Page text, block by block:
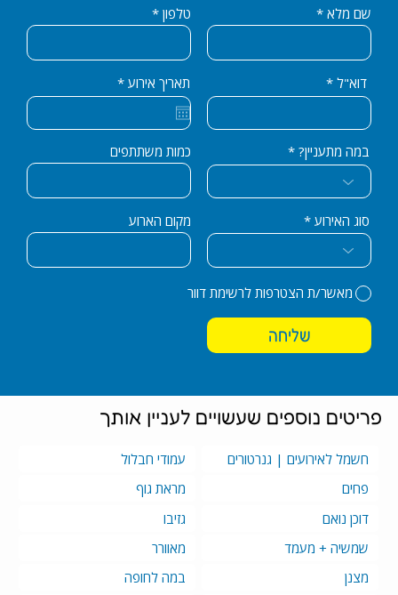
שם מלא
דוא"ל
טלפון
שליחה
תאריך אירוע *
r
e
i
r
e
סוג האירוע
מאשר/ת הצטרפות לרשימת דוור
במה מתעניין? כמות משתתפים
מקום הארוע
חשמל לאירועים | גנרטורים
עמודי חבלול
פחים
מראת גוף
דוכן נואם
גזיבו
שמשיה + מעמד
מאוורר
מצנן
במה לחופה
פריטים נוספים שעשויים לעניין אותך